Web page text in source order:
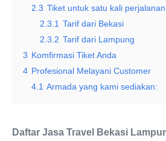
2.3 Tiket untuk satu kali perjalanan
2.3.1 Tarif dari Bekasi
2.3.2 Tarif dari Lampung
3 Komfirmasi Tiket Anda
4 Profesional Melayani Customer
4.1 Armada yang kami sediakan:
Daftar Jasa Travel Bekasi